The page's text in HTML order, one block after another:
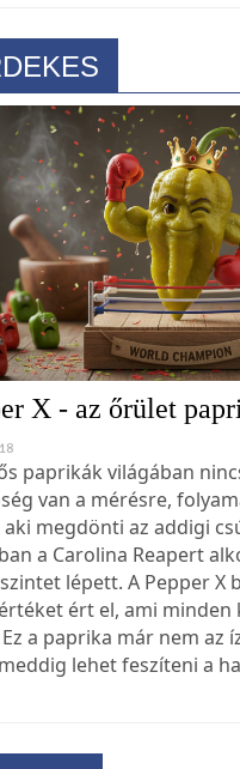
X - az őrület
paprikák világában
van a mérésre,
aki megdönti az addigi
a Carolina Reapert
lépett. A Pepper X
ért el, ami minden
a paprika már nem az